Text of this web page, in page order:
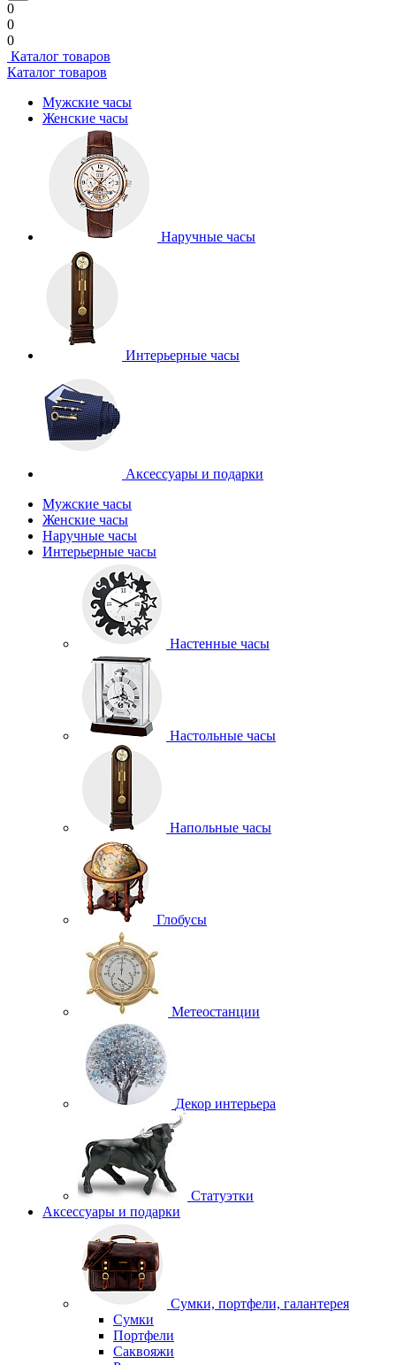
0
0
0
Каталог товаров
Каталог товаров
Мужские часы
Женские часы
Наручные часы
Интерьерные часы
Аксессуары и подарки
Мужские часы
Женские часы
Наручные часы
Интерьерные часы
Настенные часы
Настольные часы
Напольные часы
Глобусы
Метеостанции
Декор интерьера
Статуэтки
Аксессуары и подарки
Сумки, портфели, галантерея
Сумки
Портфели
Саквояжи